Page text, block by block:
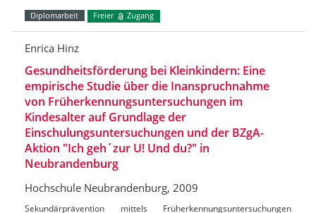
Diplomarbeit Freier Zugang
Enrica Hinz
Gesundheitsförderung bei Kleinkindern: Eine
empirische Studie über die Inanspruchnahme
von Früherkennungsuntersuchungen im
Kindesalter auf Grundlage der
Einschulungsuntersuchungen und der BZgA-
Aktion "Ich geh´zur U! Und du?" in
Neubrandenburg
Hochschule Neubrandenburg, 2009
Sekundärprävention mittels Früherkennungsuntersuchungen